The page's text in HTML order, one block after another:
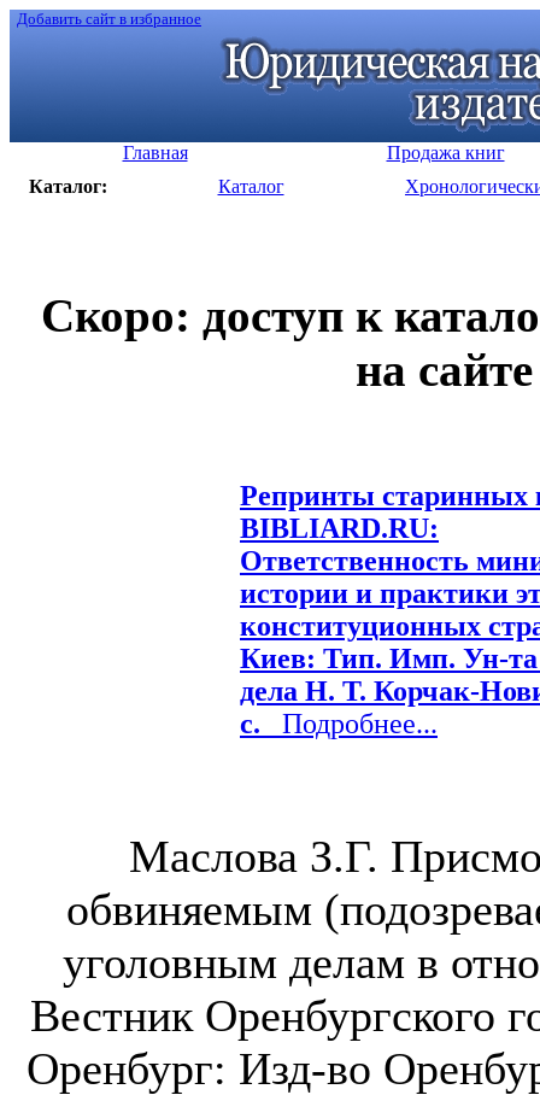
Добавить сайт в избранное
Главная
Продажа книг
Каталог:
Каталог
Скоро: доступ к
на
Репринты старинных
BIBLIARD.RU:
Ответственность
истории и практики
конституционных
Киев: Тип. Имп. Ун-та
дела Н. Т. Корчак-
с. Подробнее...
Маслова З.Г.
обвиняемым
уголовным делам в
Вестник Оренбургского
Оренбург: Изд-во